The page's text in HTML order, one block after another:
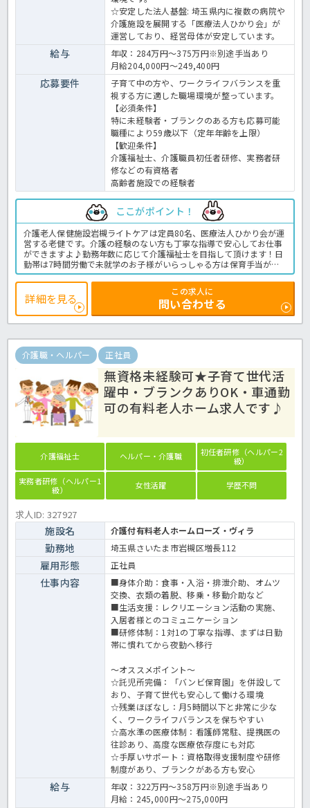
☆安定した法人基盤: 埼玉県内に複数の病院や
介護施設を展開する「医療法人ひかり会」が
運営しており、経営母体が安定しています。
給与
年収：284万円～375万円※別途手当あり
月給204,000円～249,400円
応募要件
子育て中の方や、ワークライフバランスを重
視する方に適した職場環境が整っています。
【必須条件】
特に未経験者・ブランクのある方も応募可能
職種により59歳以下（定年年齢を上限）
【歓迎条件】
介護福祉士、介護職員初任者研修、実務者研
修などの有資格者
高齢者施設での経験者
ここがポイント！
介護老人保健施設岩槻ライトケアは定員80名、医療法人ひかり会が運
営する老健です。介護の経験のない方も丁寧な指導で安心してお仕事
ができますよ♪勤務年数に応じて介護福祉士を目指して頂けます！日
勤帯は7時間労働で未就学のお子様がいらっしゃる方は保育手当が支
給されるなど、身体に無理なくお仕事ができる働きやすい環境です◎
明るく家庭的な雰囲気の施設で一緒にお仕事しませんか？老健での介
護業務全般です。
＜介護職 正職員 老健の求人＞
詳細を見る
この求人に
問い合わせる
介護職・ヘルパー 正社員
無資格未経験可★子育て世代活
躍中・ブランクありOK・車通勤
可の有料老人ホーム求人です♪
介護福祉士 ヘルパー・介護職
初任者研修（ヘルパー2
級）
実務者研修（ヘルパー1
級）
女性活躍 学歴不問
求人ID: 327927
施設名 介護付有料老人ホームローズ・ヴィラ
勤務地 埼玉県さいたま市岩槻区増長112
雇用形態 正社員
仕事内容
■身体介助：食事・入浴・排泄介助、オムツ
交換、衣類の着脱、移乗・移動介助など
■生活支援：レクリエーション活動の実施、
入居者様とのコミュニケーション
■研修体制：1対1の丁寧な指導、まずは日勤
帯に慣れてから夜勤へ移行
～オススメポイント～
☆託児所完備：「バンビ保育園」を併設して
おり、子育て世代も安心して働ける環境
☆残業ほぼなし：月5時間以下と非常に少な
く、ワークライフバランスを保ちやすい
☆高水準の医療体制：看護師常駐、提携医の
往診あり、高度な医療依存度にも対応
☆手厚いサポート：資格取得支援制度や研修
制度があり、ブランクがある方も安心
給与
年収：322万円～358万円※別途手当あり
月給：245,000円～275,000円